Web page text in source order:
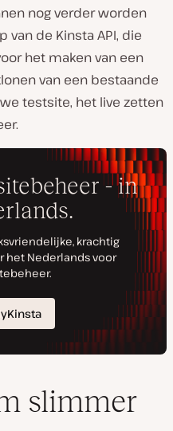
nog verder worden
de Kinsta API, die
het maken van een
van een bestaande
testsite, het live zetten
slimmer